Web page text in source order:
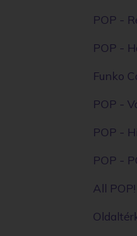
POP -
POP -
Funko
POP -
POP -
POP -
All POP!